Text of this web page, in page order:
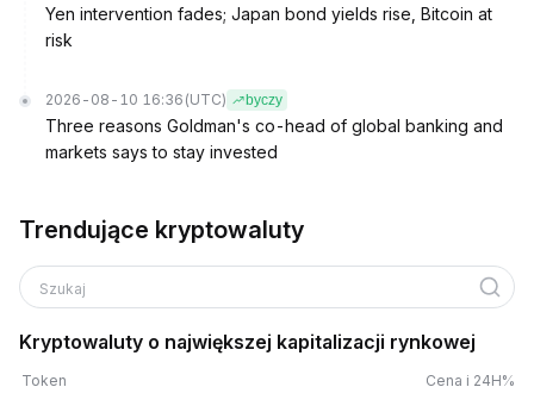
Yen intervention fades; Japan bond yields rise, Bitcoin at
risk
2026-08-10 16:36 (UTC) byczy
Three reasons Goldman's co-head of global banking and
markets says to stay invested
Trendujące kryptowaluty
Szukaj
Kryptowaluty o największej kapitalizacji rynkowej
Token Cena i 24H%